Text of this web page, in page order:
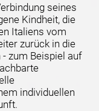
seines
Kindheit, die
Italiens vom
zurück in die
zum Beispiel auf
individuellen